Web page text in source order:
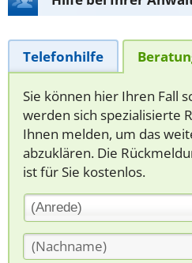
Telefonhilfe
Sie können hier Ihren Fall
werden sich spezialisierte
Ihnen melden, um das
abzuklären. Die
ist für Sie kostenlos.
(Anrede)